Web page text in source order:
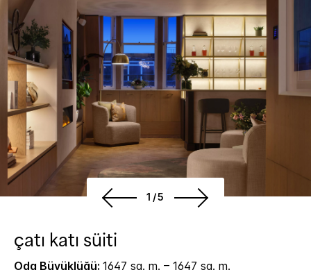
1/5
çatı katı süiti
Oda Büyüklüğü: 1647 sq. m. – 1647 sq. m.